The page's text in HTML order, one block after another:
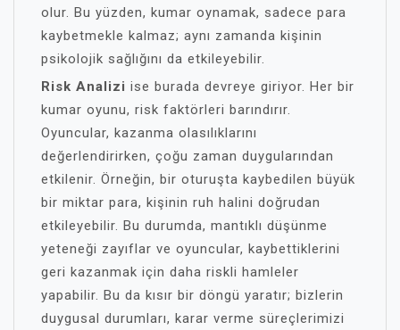
olur. Bu yüzden, kumar oynamak, sadece para
kaybetmekle kalmaz; aynı zamanda kişinin
psikolojik sağlığını da etkileyebilir.
Risk Analizi ise burada devreye giriyor. Her bir
kumar oyunu, risk faktörleri barındırır.
Oyuncular, kazanma olasılıklarını
değerlendirirken, çoğu zaman duygularından
etkilenir. Örneğin, bir oturuşta kaybedilen büyük
bir miktar para, kişinin ruh halini doğrudan
etkileyebilir. Bu durumda, mantıklı düşünme
yeteneği zayıflar ve oyuncular, kaybettiklerini
geri kazanmak için daha riskli hamleler
yapabilir. Bu da kısır bir döngü yaratır; bizlerin
duygusal durumları, karar verme süreçlerimizi